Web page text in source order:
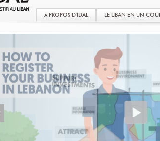
A PROPOS D'IDAL LE LIBAN EN UN